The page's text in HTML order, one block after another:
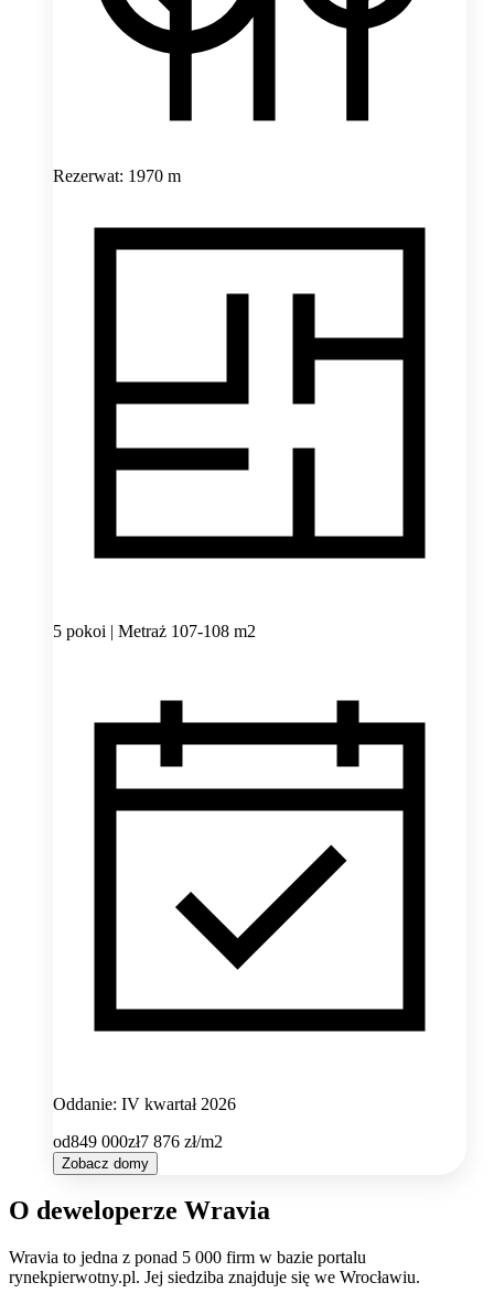
Rezerwat: 1970 m
5 pokoi | Metraż 107-108 m2
Oddanie: IV kwartał 2026
od849 000zł7 876 zł/m2
Zobacz domy
O deweloperze Wravia
Wravia to jedna z ponad 5 000 firm w bazie portalu
rynekpierwotny.pl. Jej siedziba znajduje się we Wrocławiu.